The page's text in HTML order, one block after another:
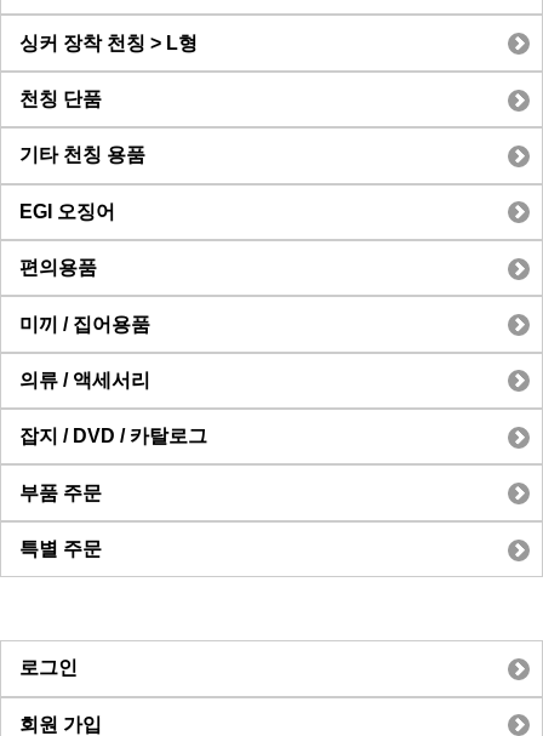
싱커 장착 천칭 > L형
천칭 단품
기타 천칭 용품
EGI 오징어
편의용품
미끼 / 집어용품
의류 / 액세서리
잡지 / DVD / 카탈로그
부품 주문
특별 주문
로그인
회원 가입